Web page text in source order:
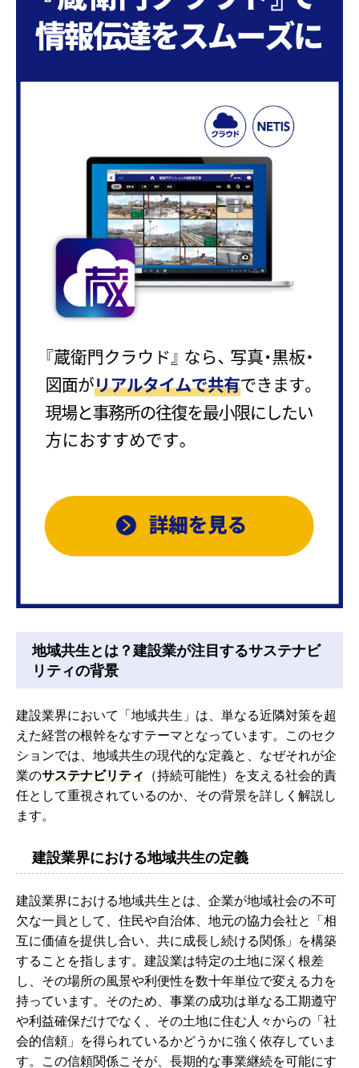
地域共生とは？建設業が注目するサステナビ
リティの背景
建設業界において「地域共生」は、単なる近隣対策を超
えた経営の根幹をなすテーマとなっています。このセク
ションでは、地域共生の現代的な定義と、なぜそれが企
業のサステナビリティ （持続可能性）を支える社会的責
任として重視されているのか、その背景を詳しく解説し
ます。
建設業界における地域共生の定義
建設業界における地域共生とは、企業が地域社会の不可
欠な一員として、住民や自治体、地元の協力会社と「相
互に価値を提供し合い、共に成長し続ける関係」を構築
することを指します。建設業は特定の土地に深く根差
し、その場所の風景や利便性を数十年単位で変える力を
持っています。そのため、事業の成功は単なる工期遵守
や利益確保だけでなく、その土地に住む人々からの「社
会的信頼」を得られているかどうかに強く依存していま
す。この信頼関係こそが、長期的な事業継続を可能にす